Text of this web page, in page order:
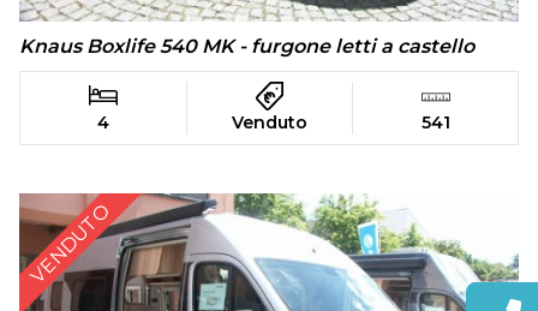
Knaus Boxlife 540 MK - furgone letti a castello
4 Venduto 541
VENDUTO